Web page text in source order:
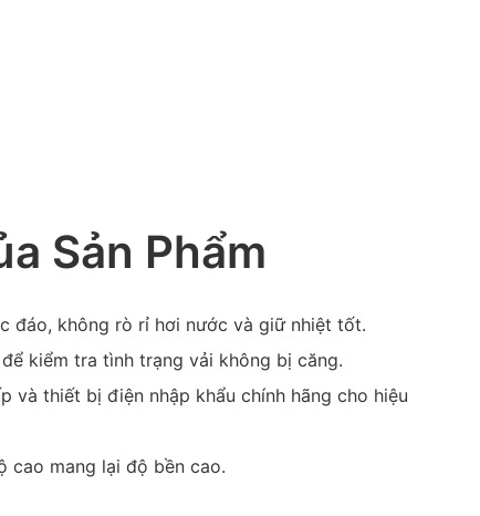
Sản Phẩm
đáo, không rò rỉ hơi nước và giữ nhiệt tốt.
kiểm tra tình trạng vải không bị căng.
và thiết bị điện nhập khẩu chính hãng cho hiệu
cao mang lại độ bền cao.